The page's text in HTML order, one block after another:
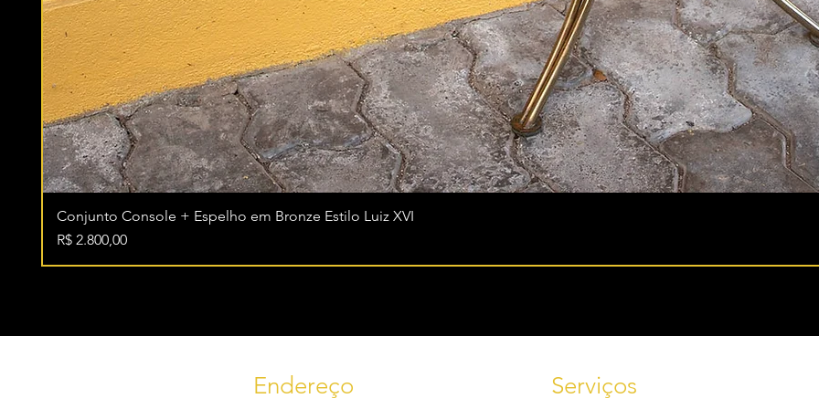
Conjunto Console + Espelho em Bronze Estilo Luiz XVI
Preço
R$ 2.800,00
Endereço Serviços